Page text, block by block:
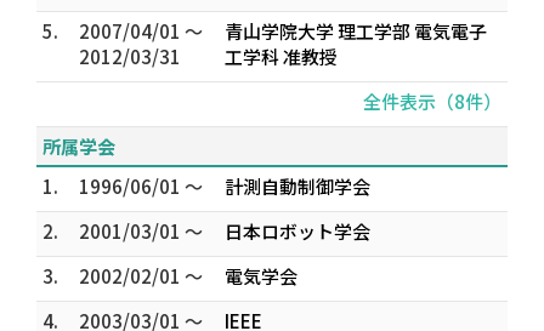
5.
2007/04/01 ～
2012/03/31
青山学院大学 理工学部 電気電子
工学科 准教授
全件表示（8件）
所属学会
1.
1996/06/01 ～
計測自動制御学会
2.
2001/03/01 ～
日本ロボット学会
3.
2002/02/01 ～
電気学会
4.
2003/03/01 ～
IEEE